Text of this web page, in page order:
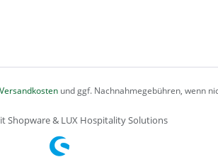
Versandkostenund ggf. Nachnahmegebühren, wenn
Shopware & LUX Hospitality Solutions